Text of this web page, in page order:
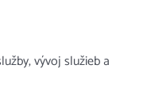
vývoj služieb a